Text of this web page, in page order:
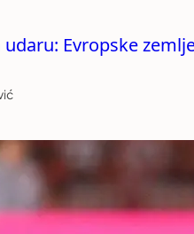
Evropske